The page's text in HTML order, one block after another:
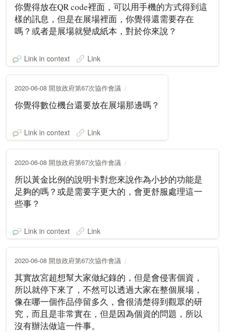
你覺得放在QR code裡面，可以用手機的方式得到這
樣的訊息，但是在展場裡面，你覺得還需要存在
嗎？或者是展場就變成紙本，對於你來說？
Link in context Link
2020-06-08 開放政府第67次協作會議
你覺得數位機台還要放在展場那邊嗎？
Link in context Link
2020-06-08 開放政府第67次協作會議
所以黃金比例的說明卡對您來說作為小抄的功能是
足夠的嗎？或是需要字更大的，會更舒服處理這一
些事？
Link in context Link
2020-06-08 開放政府第67次協作會議
其實故宮超想幫大家做紀錄的，但是會侵害個資，
所以就停下來了，不然可以透過大家在整個展場，
像在哪一個作品停留多久，會很清楚得到觀眾的研
究，而且是非常實在，但是因為個資的問題，所以
沒有辦法做這一件事。